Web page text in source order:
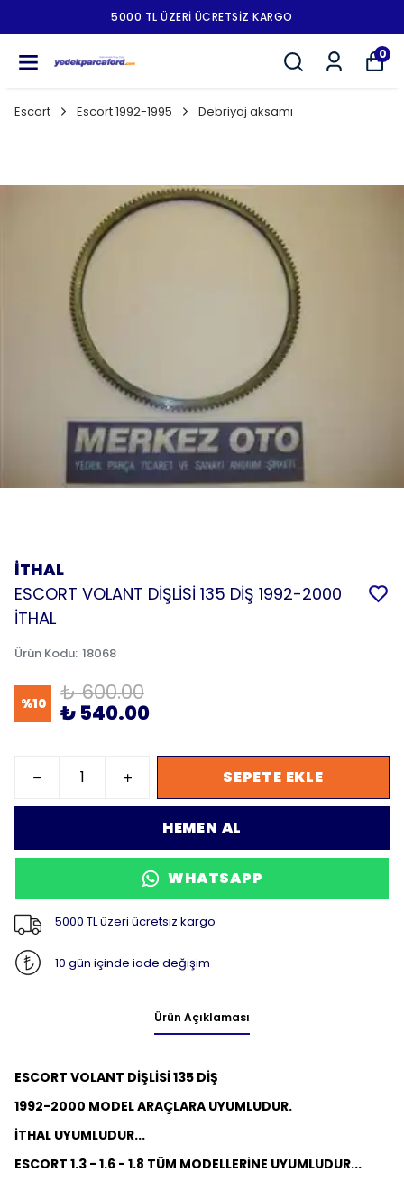
5000 TL ÜZERI ÜCRETSIZ KARGO
0
Escort Escort 1992-1995 Debriyaj aksamı
İTHAL
ESCORT VOLANT DİŞLİSİ 135 DİŞ 1992-2000
İTHAL
Ürün Kodu: 18068
%10 ₺ 600.00
₺ 540.00
SEPETE EKLE
HEMEN AL
WHATSAPP
5000 TL üzeri ücretsiz kargo
10 gün içinde iade değişim
Ürün Açıklaması
ESCORT VOLANT DİŞLİSİ 135 DİŞ
1992-2000 MODEL ARAÇLARA UYUMLUDUR.
İTHAL UYUMLUDUR...
ESCORT 1.3 - 1.6 - 1.8 TÜM MODELLERİNE UYUMLUDUR...